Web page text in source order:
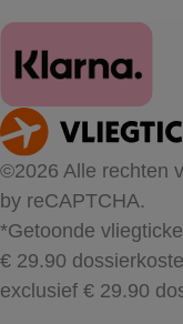
©2026 Alle rechten
by reCAPTCHA.
*Getoonde
€ 29.90
exclusief € 29.90